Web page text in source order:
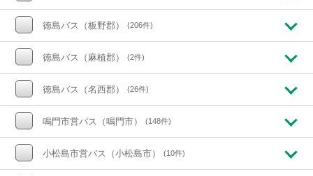
徳島バス（板野郡） (206件)
徳島バス（麻植郡） (2件)
徳島バス（名西郡） (26件)
鳴門市営バス（鳴門市） (148件)
小松島市営バス（小松島市） (10件)